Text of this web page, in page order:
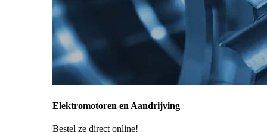
Elektromotoren en Aandrijving
Bestel ze direct online!